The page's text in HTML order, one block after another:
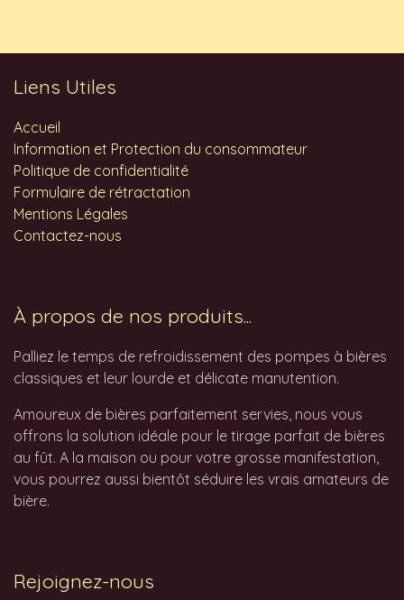
Liens Utiles
Accueil
Information et Protection du consommateur
Politique de confidentialité
Formulaire de rétractation
Mentions Légales
Contactez-nous
À propos de nos produits...
Palliez le temps de refroidissement des pompes à bières
classiques et leur lourde et délicate manutention.
Amoureux de bières parfaitement servies, nous vous
offrons la solution idéale pour le tirage parfait de bières
au fût. A la maison ou pour votre grosse manifestation,
vous pourrez aussi bientôt séduire les vrais amateurs de
bière.
Rejoignez-nous